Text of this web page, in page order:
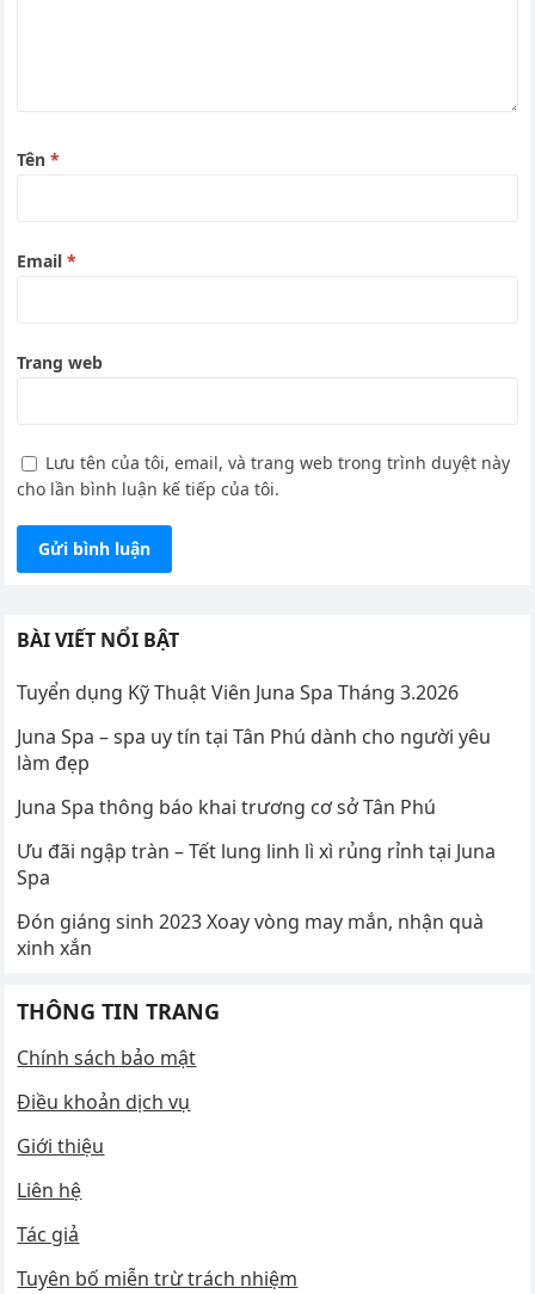
Tên*
Email*
Trang web
Lưu tên của tôi, email, và trang web trong trình duyệt này
cho lần bình luận kế tiếp của tôi.
BÀI VIẾT NỔI BẬT
Tuyển dụng Kỹ Thuật Viên Juna Spa Tháng 3.2026
Juna Spa – spa uy tín tại Tân Phú dành cho người yêu
làm đẹp
Juna Spa thông báo khai trương cơ sở Tân Phú
Ưu đãi ngập tràn – Tết lung linh lì xì rủng rỉnh tại Juna
Spa
Đón giáng sinh 2023 Xoay vòng may mắn, nhận quà
xinh xắn
THÔNG TIN TRANG
Chính sách bảo mật
Điều khoản dịch vụ
Giới thiệu
Liên hệ
Tác giả
Tuyên bố miễn trừ trách nhiệm